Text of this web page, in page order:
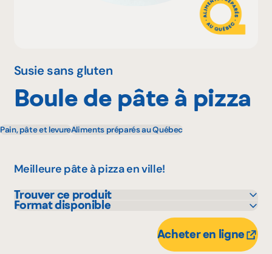
EN
Susie sans gluten
Boule de pâte à pizza
Pain, pâte et levureAliments préparés au Québec
Meilleure pâte à pizza en ville!
Trouver ce produit
IGA
Format disponible
Acheter en ligne